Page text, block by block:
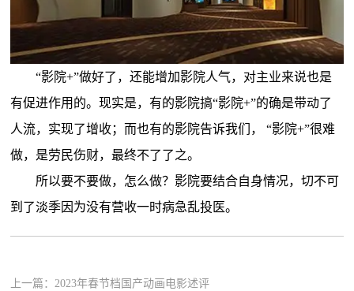
“影院+”做好了，还能增加影院人气，对主业来说也是
有促进作用的。现实是，有的影院搞“影院+”的确是带动了
人流，实现了增收；而也有的影院告诉我们， “影院+”很难
做，是劳民伤财，最终不了了之。
所以要不要做，怎么做？影院要结合自身情况，切不可
到了淡季因为没有营收一时病急乱投医。
上一篇：2023年春节档国产动画电影述评